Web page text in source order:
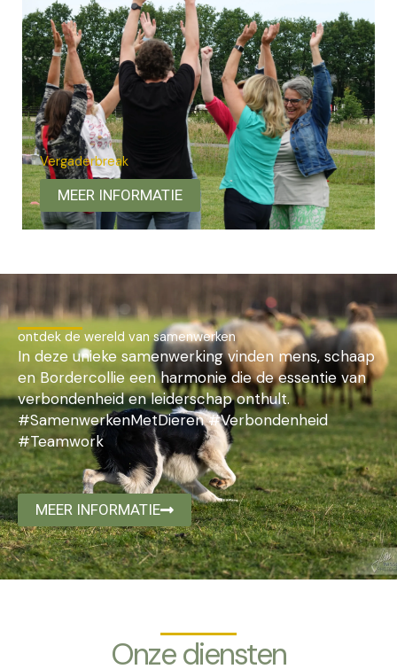
Vergaderbreak
MEER INFORMATIE
ontdek de wereld van samenwerken
In deze unieke samenwerking vinden mens, schaap
en Bordercollie een harmonie die de essentie van
verbondenheid en leiderschap onthult.
#SamenwerkenMetDieren #Verbondenheid
#Teamwork
MEER INFORMATIE
Onze diensten